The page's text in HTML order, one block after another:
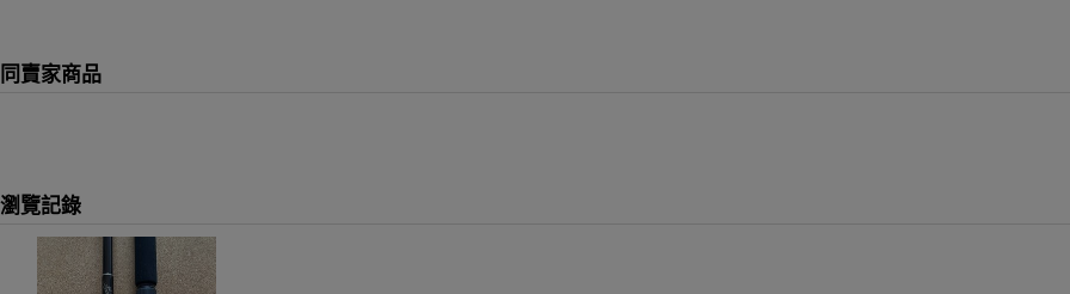
同賣家商品
瀏覽記錄